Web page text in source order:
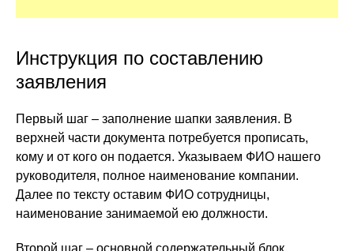
Инструкция по составлению
заявления
Первый шаг – заполнение шапки заявления. В
верхней части документа потребуется прописать,
кому и от кого он подается. Указываем ФИО нашего
руководителя, полное наименование компании.
Далее по тексту оставим ФИО сотрудницы,
наименование занимаемой ею должности.
Второй шаг – основной содержательный блок.